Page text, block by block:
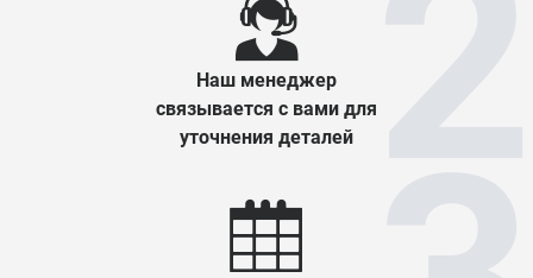
Наш менеджер
связывается с вами для
уточнения деталей